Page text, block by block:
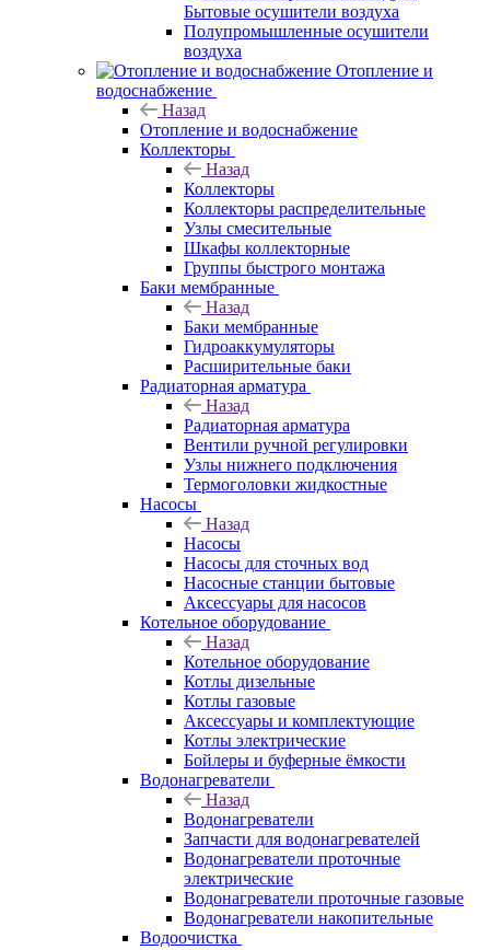
Бытовые осушители воздуха
Полупромышленные осушители
воздуха
Отопление и
водоснабжение
Назад
Отопление и водоснабжение
Коллекторы
Назад
Коллекторы
Коллекторы распределительные
Узлы смесительные
Шкафы коллекторные
Группы быстрого монтажа
Баки мембранные
Назад
Баки мембранные
Гидроаккумуляторы
Расширительные баки
Радиаторная арматура
Назад
Радиаторная арматура
Вентили ручной регулировки
Узлы нижнего подключения
Термоголовки жидкостные
Насосы
Назад
Насосы
Насосы для сточных вод
Насосные станции бытовые
Аксессуары для насосов
Котельное оборудование
Назад
Котельное оборудование
Котлы дизельные
Котлы газовые
Аксессуары и комплектующие
Котлы электрические
Бойлеры и буферные ёмкости
Водонагреватели
Назад
Водонагреватели
Запчасти для водонагревателей
Водонагреватели проточные
электрические
Водонагреватели проточные газовые
Водонагреватели накопительные
Водоочистка